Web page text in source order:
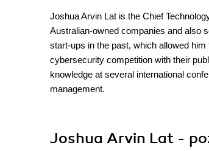
Joshua Arvin Lat is the Chief
Australian-owned companies and also
start-ups in the past, which allowed
cybersecurity competition with their
knowledge at several international
management.
Joshua Arvin Lat -